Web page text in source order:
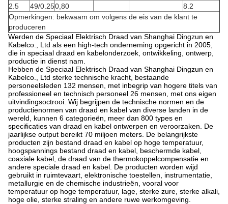
2.5
49/0.250,80
8.2
Opmerkingen: bekwaam om volgens de eis van de klant te
produceren
Werden de Speciaal Elektrisch Draad van Shanghai Dingzun en
Kabelco., Ltd als een high-tech onderneming opgericht in 2005,
die in speciaal draad en kabelonderzoek, ontwikkeling, ontwerp,
productie in dienst nam.
Hebben de Speciaal Elektrisch Draad van Shanghai Dingzun en
Kabelco., Ltd sterke technische kracht, bestaande
personeelsleden 132 mensen, met inbegrip van hogere titels van
professioneel en technisch personeel 26 mensen, met ons eigen
uitvindingsoctrooi. Wij begrijpen de technische normen en de
productienormen van draad en kabel van diverse landen in de
wereld, kunnen 6 categorieën, meer dan 800 types en
specificaties van draad en kabel ontwerpen en veroorzaken. De
jaarlijkse output bereikt 70 miljoen meters. De belangrijkste
producten zijn bestand draad en kabel op hoge temperatuur,
hoogspannings bestand draad en kabel, beschermde kabel,
coaxiale kabel, de draad van de thermokoppelcompensatie en
andere speciale draad en kabel. De producten worden wijd
gebruikt in ruimtevaart, elektronische toestellen, instrumentatie,
metallurgie en de chemische industrieën, vooral voor
temperatuur op hoge temperatuur, lage, sterke zure, sterke alkali,
hoge olie, sterke straling en andere ruwe werkomgeving.